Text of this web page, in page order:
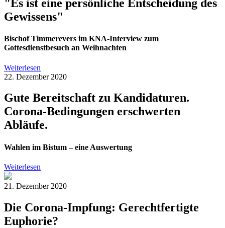
"Es ist eine persönliche Entscheidung des
Gewissens"
Bischof Timmerevers im KNA-Interview zum
Gottesdienstbesuch an Weihnachten
Weiterlesen
22. Dezember 2020
Gute Bereitschaft zu Kandidaturen.
Corona-Bedingungen erschwerten
Abläufe.
Wahlen im Bistum – eine Auswertung
Weiterlesen
21. Dezember 2020
Die Corona-Impfung: Gerechtfertigte
Euphorie?